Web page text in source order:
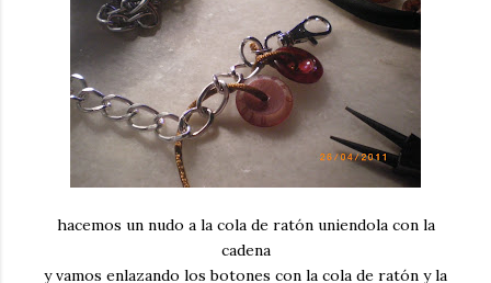
hacemos un nudo a la cola de ratón uniendola con la
cadena
y vamos enlazando los botones con la cola de ratón y la